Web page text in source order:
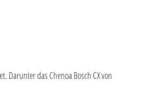
Darunter das Chenoa Bosch CX von